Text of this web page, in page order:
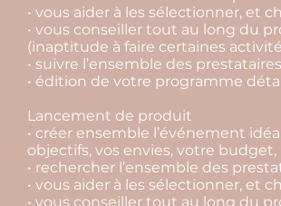
• vous aider à les sélectionner, et
• vous conseiller tout au long du
(inaptitude à faire certaines
• suivre l’ensemble des
• édition de votre programme
Lancement de produit
• créer ensemble l’événement
objectifs, vos envies, votre budget,
• rechercher l’ensemble des
• vous aider à les sélectionner, et
• vous conseiller tout au long du